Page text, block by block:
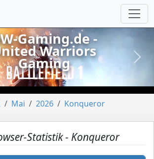
Gaming.de -
Warriors
Gaming
Mai 2026 Konqueror
Statistik - Konqueror